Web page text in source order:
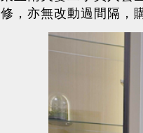
修，亦無改動過間隔，